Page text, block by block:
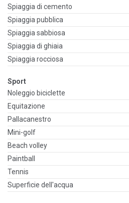
Spiaggia di cemento
Spiaggia pubblica
Spiaggia sabbiosa
Spiaggia di ghiaia
Spiaggia rocciosa
Sport
Noleggio biciclette
Equitazione
Pallacanestro
Mini-golf
Beach volley
Paintball
Tennis
Superficie dell'acqua